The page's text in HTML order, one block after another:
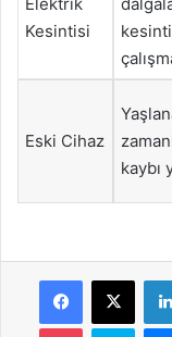
Kesintisi
Eski Cihaz
kaybı
Facebook
X
Pocket